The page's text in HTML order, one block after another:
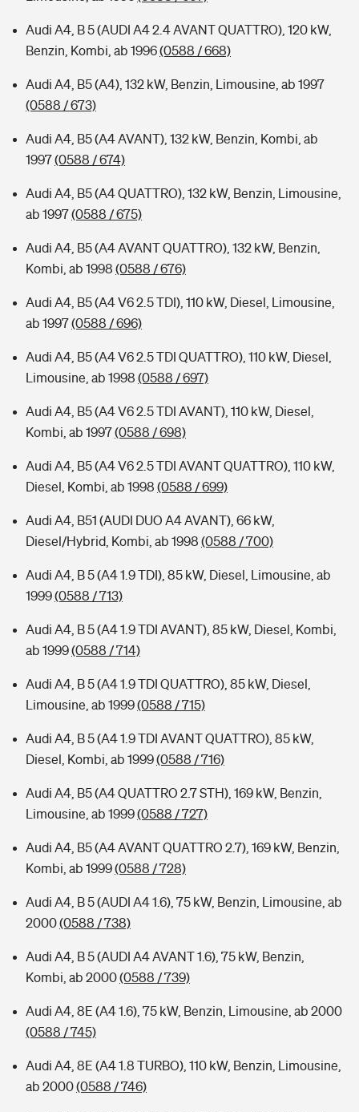
Audi A4, B 5 (AUDI A4 2.4 AVANT QUATTRO), 120 kW,
Benzin, Kombi, ab 1996(0588 / 668)
Audi A4, B5 (A4), 132 kW, Benzin, Limousine, ab 1997
(0588 / 673)
Audi A4, B5 (A4 AVANT), 132 kW, Benzin, Kombi, ab
1997(0588 / 674)
Audi A4, B5 (A4 QUATTRO), 132 kW, Benzin, Limousine,
ab 1997(0588 / 675)
Audi A4, B5 (A4 AVANT QUATTRO), 132 kW, Benzin,
Kombi, ab 1998 (0588 / 676)
Audi A4, B5 (A4 V6 2.5 TDI), 110 kW, Diesel, Limousine,
ab 1997(0588 / 696)
Audi A4, B5 (A4 V6 2.5 TDI QUATTRO), 110 kW, Diesel,
Limousine, ab 1998 (0588 / 697)
Audi A4, B5 (A4 V6 2.5 TDI AVANT), 110 kW, Diesel,
Kombi, ab 1997(0588 / 698)
Audi A4, B5 (A4 V6 2.5 TDI AVANT QUATTRO), 110 kW,
Diesel, Kombi, ab 1998 (0588 / 699)
Audi A4, B51 (AUDI DUO A4 AVANT), 66 kW,
Diesel/Hybrid, Kombi, ab 1998 (0588 / 700)
Audi A4, B 5 (A4 1.9 TDI), 85 kW, Diesel, Limousine, ab
1999(0588 / 713)
Audi A4, B 5 (A4 1.9 TDI AVANT), 85 kW, Diesel, Kombi,
ab 1999(0588 / 714)
Audi A4, B 5 (A4 1.9 TDI QUATTRO), 85 kW, Diesel,
Limousine, ab 1999(0588 / 715)
Audi A4, B 5 (A4 1.9 TDI AVANT QUATTRO), 85 kW,
Diesel, Kombi, ab 1999(0588 / 716)
Audi A4, B5 (A4 QUATTRO 2.7 STH), 169 kW, Benzin,
Limousine, ab 1999(0588 / 727)
Audi A4, B5 (A4 AVANT QUATTRO 2.7), 169 kW, Benzin,
Kombi, ab 1999(0588 / 728)
Audi A4, B 5 (AUDI A4 1.6), 75 kW, Benzin, Limousine, ab
2000(0588 / 738)
Audi A4, B 5 (AUDI A4 AVANT 1.6), 75 kW, Benzin,
Kombi, ab 2000(0588 / 739)
Audi A4, 8E (A4 1.6), 75 kW, Benzin, Limousine, ab 2000
(0588 / 745)
Audi A4, 8E (A4 1.8 TURBO), 110 kW, Benzin, Limousine,
ab 2000(0588 / 746)